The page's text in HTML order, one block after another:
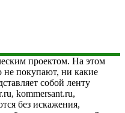
проектом. На этом
не покупают, ни какие
собой ленту
kommersant.ru,
без искажения,